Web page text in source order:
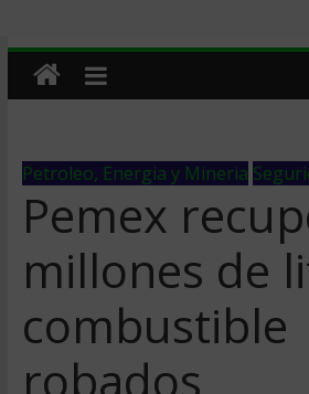
Petroleo, Energia y Mineria
Pemex
millones de
combustible
robados